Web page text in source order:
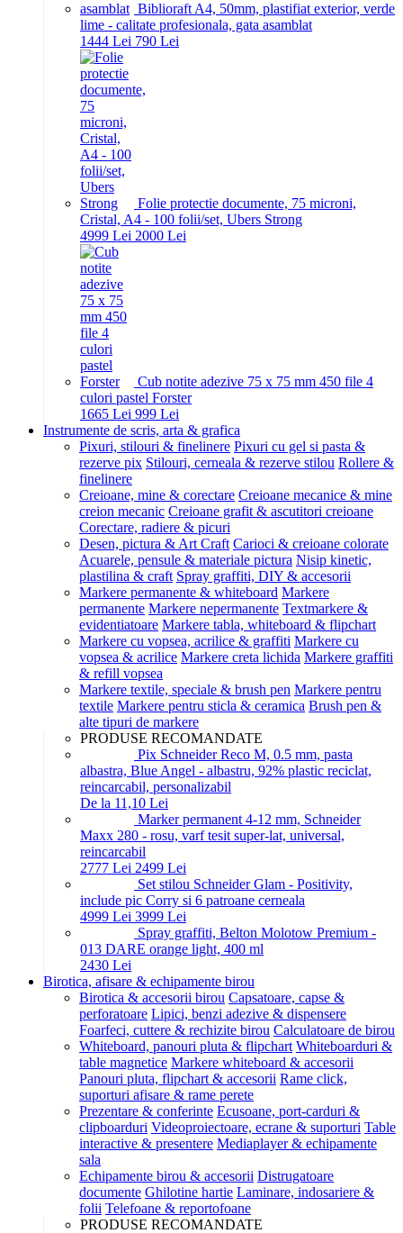
Biblioraft A4, 50mm, plastifiat exterior, verde
lime - calitate profesionala, gata asamblat
1444 Lei 790 Lei
Folie protectie documente, 75 microni,
Cristal, A4 - 100 folii/set, Ubers Strong
4999 Lei 2000 Lei
Cub notite adezive 75 x 75 mm 450 file 4
culori pastel Forster
1665 Lei 999 Lei
Instrumente de scris, arta & grafica
Pixuri, stilouri & finelinere Pixuri cu gel si pasta &
rezerve pix Stilouri, cerneala & rezerve stilou Rollere &
finelinere
Creioane, mine & corectare Creioane mecanice & mine
creion mecanic Creioane grafit & ascutitori creioane
Corectare, radiere & picuri
Desen, pictura & Art Craft Carioci & creioane colorate
Acuarele, pensule & materiale pictura Nisip kinetic,
plastilina & craft Spray graffiti, DIY & accesorii
Markere permanente & whiteboard Markere
permanente Markere nepermanente Textmarkere &
evidentiatoare Markere tabla, whiteboard & flipchart
Markere cu vopsea, acrilice & graffiti Markere cu
vopsea & acrilice Markere creta lichida Markere graffiti
& refill vopsea
Markere textile, speciale & brush pen Markere pentru
textile Markere pentru sticla & ceramica Brush pen &
alte tipuri de markere
PRODUSE RECOMANDATE
Pix Schneider Reco M, 0.5 mm, pasta
albastra, Blue Angel - albastru, 92% plastic reciclat,
reincarcabil, personalizabil
De la 11,10 Lei
Marker permanent 4-12 mm, Schneider
Maxx 280 - rosu, varf tesit super-lat, universal,
reincarcabil
2777 Lei 2499 Lei
Set stilou Schneider Glam - Positivity,
include pic Corry si 6 patroane cerneala
4999 Lei 3999 Lei
Spray graffiti, Belton Molotow Premium -
013 DARE orange light, 400 ml
2430 Lei
Birotica, afisare & echipamente birou
Birotica & accesorii birou Capsatoare, capse &
perforatoare Lipici, benzi adezive & dispensere
Foarfeci, cuttere & rechizite birou Calculatoare de birou
Whiteboard, panouri pluta & flipchart Whiteboarduri &
table magnetice Markere whiteboard & accesorii
Panouri pluta, flipchart & accesorii Rame click,
suporturi afisare & rame perete
Prezentare & conferinte Ecusoane, port-carduri &
clipboarduri Videoproiectoare, ecrane & suporturi Table
interactive & presentere Mediaplayer & echipamente
sala
Echipamente birou & accesorii Distrugatoare
documente Ghilotine hartie Laminare, indosariere &
folii Telefoane & reportofoane
PRODUSE RECOMANDATE